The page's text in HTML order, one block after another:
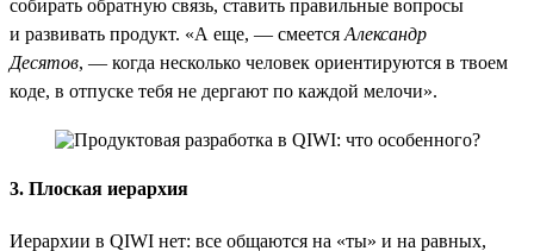
собирать обратную связь, ставить правильные вопросы
и развивать продукт. «А еще, — смеется Александр
Десятов, — когда несколько человек ориентируются в твоем
коде, в отпуске тебя не дергают по каждой мелочи».
3. Плоская иерархия
Иерархии в QIWI нет: все общаются на «ты» и на равных,